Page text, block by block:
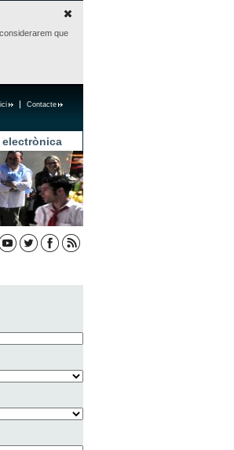
que
Contacte
electrònica